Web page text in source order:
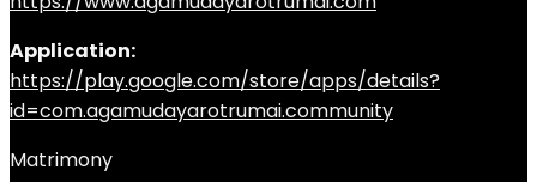
Application:
https://play.google.com/store/apps/details?
id=com.agamudayarotrumai.community
Matrimony